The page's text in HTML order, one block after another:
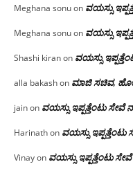
Meghana sonuon ವಯಸ್ಸು
Meghana sonuon ವಯಸ್ಸು
Shashi kiranon ವಯಸ್ಸು
alla bakashon ಮಾಜಿ ಸಚಿವ,
jainon ವಯಸ್ಸು ಇಪ್ಪತ್ತೆಂಟು ಸೇವೆ
Harinathon ವಯಸ್ಸು
Vinayon ವಯಸ್ಸು ಇಪ್ಪತ್ತೆಂಟು